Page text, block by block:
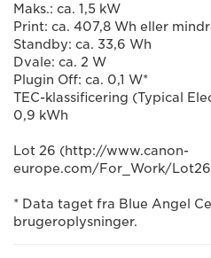
Maks.: ca. 1,5 kW
Print: ca. 407,8 Wh eller
Standby: ca. 33,6 Wh
Dvale: ca. 2 W
Plugin Off: ca. 0,1 W*
TEC-klassificering (Typical
0,9 kWh
Lot 26 (http://www.canon-
europe.com/For_Work/
* Data taget fra Blue Angel
brugeroplysninger.